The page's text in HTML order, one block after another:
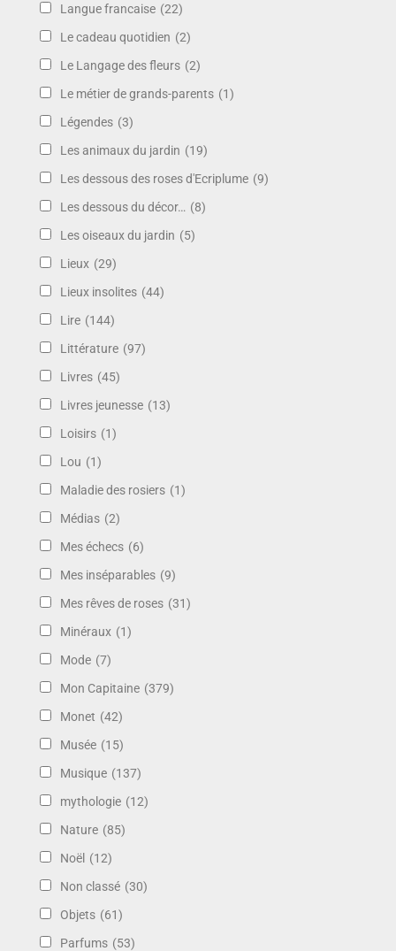
Langue francaise (22)
Le cadeau quotidien (2)
Le Langage des fleurs (2)
Le métier de grands-parents (1)
Légendes (3)
Les animaux du jardin (19)
Les dessous des roses d'Ecriplume (9)
Les dessous du décor… (8)
Les oiseaux du jardin (5)
Lieux (29)
Lieux insolites (44)
Lire (144)
Littérature (97)
Livres (45)
Livres jeunesse (13)
Loisirs (1)
Lou (1)
Maladie des rosiers (1)
Médias (2)
Mes échecs (6)
Mes inséparables (9)
Mes rêves de roses (31)
Minéraux (1)
Mode (7)
Mon Capitaine (379)
Monet (42)
Musée (15)
Musique (137)
mythologie (12)
Nature (85)
Noël (12)
Non classé (30)
Objets (61)
Parfums (53)